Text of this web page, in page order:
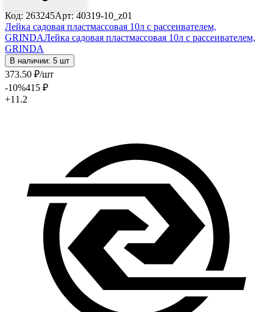
Код: 263245Арт: 40319-10_z01
Лейка садовая пластмассовая 10л с рассеивателем,
GRINDAЛейка садовая пластмассовая 10л с рассеивателем,
GRINDA
В наличии: 5 шт
373.50 ₽/шт
-10%415 ₽
+11.2